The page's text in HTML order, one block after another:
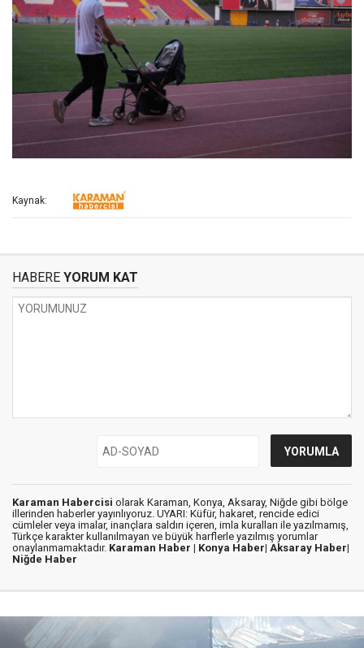
Kaynak:
HABERE YORUM KAT
Karaman Habercisi olarak Karaman, Konya, Aksaray, Niğde gibi bölge
illerinden haberler yayınlıyoruz. UYARI: Küfür, hakaret, rencide edici
cümleler veya imalar, inançlara saldırı içeren, imla kuralları ile yazılmamış,
Türkçe karakter kullanılmayan ve büyük harflerle yazılmış yorumlar
onaylanmamaktadır. Karaman Haber | Konya Haber| Aksaray Haber|
Niğde Haber